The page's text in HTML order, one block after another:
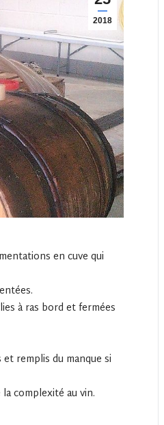
2018
en cuve qui
à ras bord et fermées
remplis du manque si
complexité au vin.